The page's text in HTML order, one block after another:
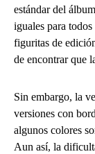
estándar del
iguales para
figuritas de
de encontrar que
Sin embargo, la
versiones con
algunos colores
Aun así, la